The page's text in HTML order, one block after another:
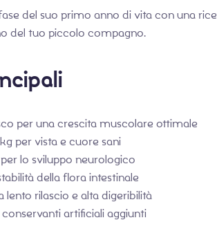
del suo primo anno di vita con una
del tuo piccolo compagno.
per una crescita muscolare ottimale
per vista e cuore sani
lo sviluppo neurologico
della flora intestinale
lento rilascio e alta digeribilità
artificiali aggiunti